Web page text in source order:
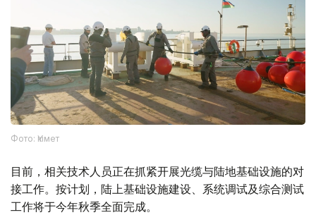
Фото: Үкімет
目前，相关技术人员正在抓紧开展光缆与陆地基础设施的对
接工作。按计划，陆上基础设施建设、系统调试及综合测试
工作将于今年秋季全面完成。